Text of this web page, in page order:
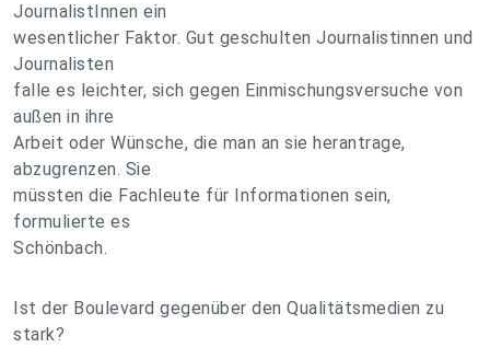
JournalistInnen ein
wesentlicher Faktor. Gut geschulten Journalistinnen und
Journalisten
falle es leichter, sich gegen Einmischungsversuche von
außen in ihre
Arbeit oder Wünsche, die man an sie herantrage,
abzugrenzen. Sie
müssten die Fachleute für Informationen sein,
formulierte es
Schönbach.
Ist der Boulevard gegenüber den Qualitätsmedien zu
stark?